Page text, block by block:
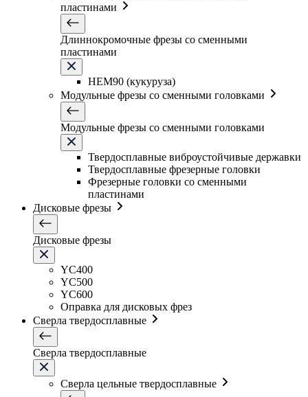
пластинами
Длиннокромочные фрезы со сменными
пластинами
HEM90 (кукуруза)
Модульные фрезы со сменными головками
Модульные фрезы со сменными головками
Твердосплавные виброустойчивые державки
Твердосплавные фрезерные головки
Фрезерные головки со сменными
пластинами
Дисковые фрезы
Дисковые фрезы
YC400
YC500
YC600
Оправка для дисковых фрез
Сверла твердосплавные
Сверла твердосплавные
Сверла цельные твердосплавные